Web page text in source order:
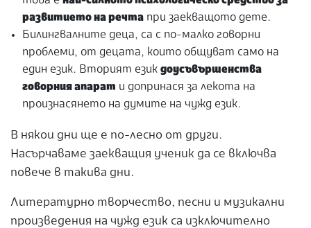
развитието на речта при заекващото дете.
Билингвалните деца, са с по-малко говорни
проблеми, от децата, които общуват само на
един език. Вторият езикдоусъвършенства
говорния апарат и допринася за лекота на
произнасянето на думите на чужд език.
В някои дни ще е по-лесно от други.
Насърчаваме заекващия ученик да се включва
повече в такива дни.
Литературно творчество, песни и музикални
произведения на чужд език са изключително